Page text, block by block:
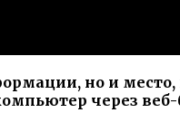
но и
через